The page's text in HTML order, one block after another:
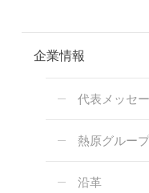
企業情報
代表メッセ
熱原グルー
沿革